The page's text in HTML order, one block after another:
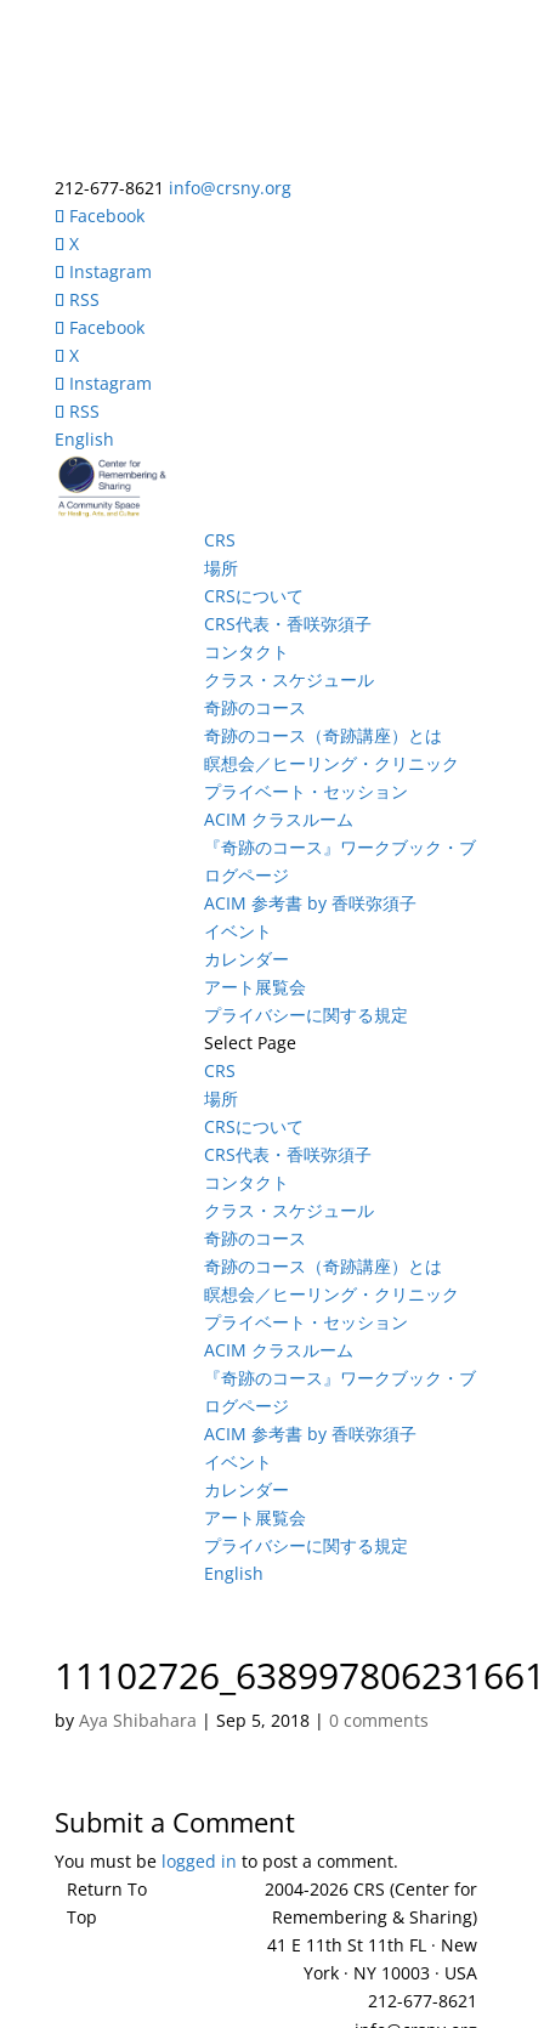
212-677-8621 info@crsny.org
Facebook
X
Instagram
RSS
Facebook
X
Instagram
RSS
English
CRS
場所
CRSについて
CRS代表・香咲弥須子
コンタクト
クラス・スケジュール
奇跡のコース
奇跡のコース（奇跡講座）とは
瞑想会／ヒーリング・クリニック
プライベート・セッション
ACIM クラスルーム
『奇跡のコース』ワークブック・ブ
ログページ
ACIM 参考書 by 香咲弥須子
イベント
カレンダー
アート展覧会
プライバシーに関する規定
Select Page
CRS
場所
CRSについて
CRS代表・香咲弥須子
コンタクト
クラス・スケジュール
奇跡のコース
奇跡のコース（奇跡講座）とは
瞑想会／ヒーリング・クリニック
プライベート・セッション
ACIM クラスルーム
『奇跡のコース』ワークブック・ブ
ログページ
ACIM 参考書 by 香咲弥須子
イベント
カレンダー
アート展覧会
プライバシーに関する規定
English
by Aya Shibahara | Sep 5, 2018| 0 comments
Submit a Comment
You must be logged in to post a comment.
Return To
Top
2004-2026 CRS (Center for
Remembering & Sharing)
41 E 11th St 11th FL · New
York · NY 10003 · USA
212-677-8621